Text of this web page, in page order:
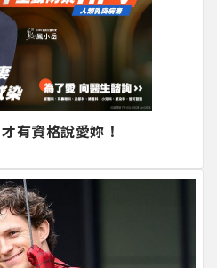
有資格說愛妳！